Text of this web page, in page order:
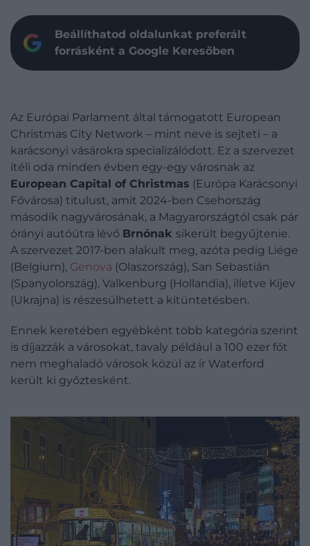
Beállíthatod oldalunkat preferált
forrásként a Google Keresőben
Az Európai Parlament által támogatott European
Christmas City Network – mint neve is sejteti – a
karácsonyi vásárokra specializálódott. Ez a szervezet
ítéli oda minden évben egy-egy városnak az
European Capital of Christmas (Európa Karácsonyi
Fővárosa) titulust, amit 2024-ben Csehország
második nagyvárosának, a Magyarországtól csak pár
órányi autóútra lévő Brnónak sikerült begyűjtenie.
A szervezet 2017-ben alakult meg, azóta pedig Liége
(Belgium), Genova (Olaszország), San Sebastián
(Spanyolország), Valkenburg (Hollandia), illetve Kijev
(Ukrajna) is részesülhetett a kitüntetésben.
Ennek keretében egyébként több kategória szerint
is díjazzák a városokat, tavaly például a 100 ezer főt
nem meghaladó városok közül az ír Waterford
került ki győztesként.